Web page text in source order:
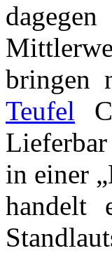
bringen
Teufel
in einer
handelt